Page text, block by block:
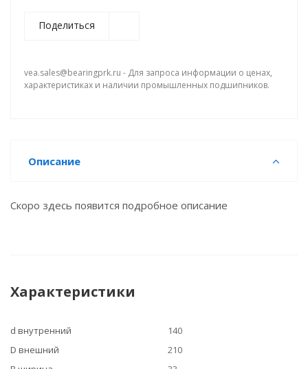
Поделиться
vea.sales@bearingprk.ru - Для запроса информации о ценах,
характеристиках и наличии промышленных подшипников.
Описание
Скоро здесь появится подробное описание
Характеристики
d внутренний
140
D внешний
210